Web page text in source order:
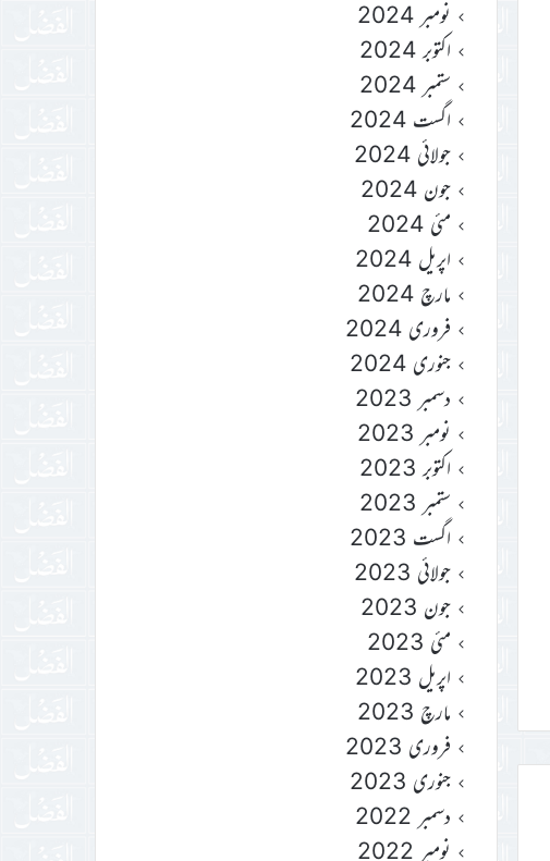
نومبر 2024
اکتوبر 2024
ستمبر 2024
اگست 2024
جولائی 2024
جون 2024
مئی 2024
اپریل 2024
مارچ 2024
فروری 2024
جنوری 2024
دسمبر 2023
نومبر 2023
اکتوبر 2023
ستمبر 2023
اگست 2023
جولائی 2023
جون 2023
مئی 2023
اپریل 2023
مارچ 2023
فروری 2023
جنوری 2023
دسمبر 2022
نومبر 2022